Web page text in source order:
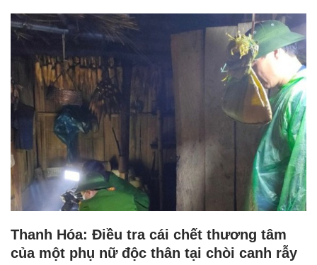
Thanh Hóa: Điều tra cái chết thương tâm
của một phụ nữ độc thân tại chòi canh rẫy